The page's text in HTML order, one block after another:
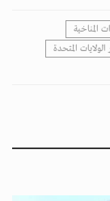
المناخية
الولايات المتحدة